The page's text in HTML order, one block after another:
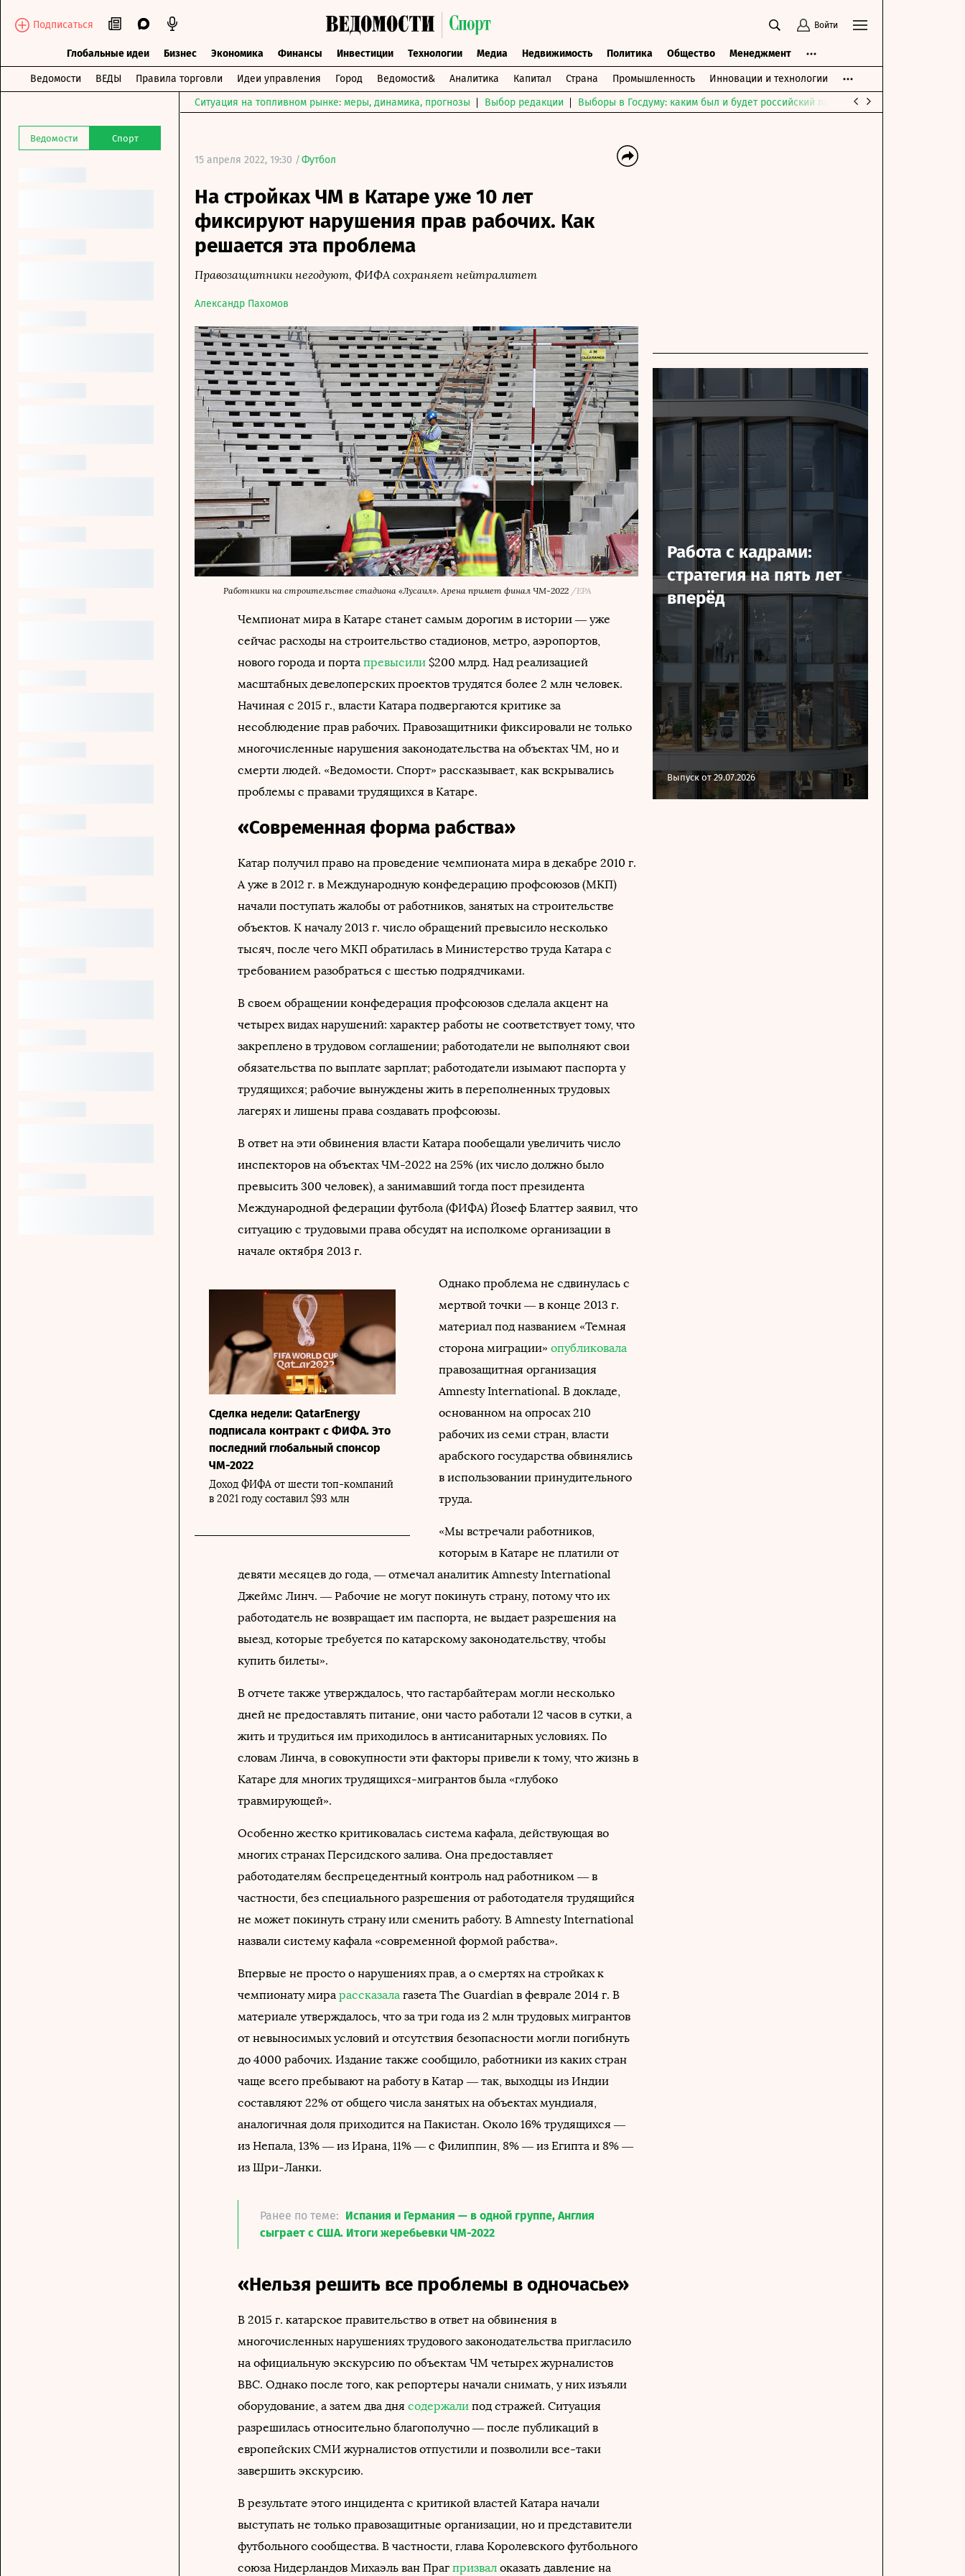
Подписаться Войти
Глобальные идеи Бизнес Экономика Финансы Инвестиции Технологии Медиа Недвижимость Политика Общество Менеджмент
Ведомости ВЕДЫ Правила торговли Идеи управления Город Ведомости& Аналитика Капитал Страна Промышленность Инновации и технологии
Ведомости Спорт
Ситуация на топливном рынке: меры, динамика, прогнозы Выбор редакции Выборы в Госдуму: каким был и будет российский парламент
15 апреля 2022, 19:30 /Футбол
На стройках ЧМ в Катаре уже 10 лет
фиксируют нарушения прав рабочих. Как
решается эта проблема
Правозащитники негодуют, ФИФА сохраняет нейтралитет
Александр Пахомов
Работники на строительстве стадиона «Лусаил». Арена примет финал ЧМ-2022 /EPA
Чемпионат мира в Катаре станет самым дорогим в истории — уже
сейчас расходы на строительство стадионов, метро, аэропортов,
нового города и порта превысили $200 млрд. Над реализацией
масштабных девелоперских проектов трудятся более 2 млн человек.
Начиная с 2015 г., власти Катара подвергаются критике за
несоблюдение прав рабочих. Правозащитники фиксировали не только
многочисленные нарушения законодательства на объектах ЧМ, но и
смерти людей. «Ведомости. Спорт» рассказывает, как вскрывались
проблемы с правами трудящихся в Катаре.
«Современная форма рабства»
Катар получил право на проведение чемпионата мира в декабре 2010 г.
А уже в 2012 г. в Международную конфедерацию профсоюзов (МКП)
начали поступать жалобы от работников, занятых на строительстве
объектов. К началу 2013 г. число обращений превысило несколько
тысяч, после чего МКП обратилась в Министерство труда Катара с
требованием разобраться с шестью подрядчиками.
В своем обращении конфедерация профсоюзов сделала акцент на
четырех видах нарушений: характер работы не соответствует тому, что
закреплено в трудовом соглашении; работодатели не выполняют свои
обязательства по выплате зарплат; работодатели изымают паспорта у
трудящихся; рабочие вынуждены жить в переполненных трудовых
лагерях и лишены права создавать профсоюзы.
В ответ на эти обвинения власти Катара пообещали увеличить число
инспекторов на объектах ЧМ-2022 на 25% (их число должно было
превысить 300 человек), а занимавший тогда пост президента
Международной федерации футбола (ФИФА) Йозеф Блаттер заявил, что
ситуацию с трудовыми права обсудят на исполкоме организации в
начале октября 2013 г.
Сделка недели: QatarEnergy
подписала контракт с ФИФА. Это
последний глобальный спонсор
ЧМ-2022
Доход ФИФА от шести топ-компаний
в 2021 году составил $93 млн
Однако проблема не сдвинулась с
мертвой точки — в конце 2013 г.
материал под названием «Темная
сторона миграции» опубликовала
правозащитная организация
Amnesty International. В докладе,
основанном на опросах 210
рабочих из семи стран, власти
арабского государства обвинялись
в использовании принудительного
труда.
«Мы встречали работников,
которым в Катаре не платили от
девяти месяцев до года, — отмечал аналитик Amnesty International
Джеймс Линч. — Рабочие не могут покинуть страну, потому что их
работодатель не возвращает им паспорта, не выдает разрешения на
выезд, которые требуется по катарскому законодательству, чтобы
купить билеты».
В отчете также утверждалось, что гастарбайтерам могли несколько
дней не предоставлять питание, они часто работали 12 часов в сутки, а
жить и трудиться им приходилось в антисанитарных условиях. По
словам Линча, в совокупности эти факторы привели к тому, что жизнь в
Катаре для многих трудящихся-мигрантов была «глубоко
травмирующей».
Особенно жестко критиковалась система кафала, действующая во
многих странах Персидского залива. Она предоставляет
работодателям беспрецедентный контроль над работником — в
частности, без специального разрешения от работодателя трудящийся
не может покинуть страну или сменить работу. В Amnesty International
назвали систему кафала «современной формой рабства».
Впервые не просто о нарушениях прав, а о смертях на стройках к
чемпионату мира рассказала газета The Guardian в феврале 2014 г. В
материале утверждалось, что за три года из 2 млн трудовых мигрантов
от невыносимых условий и отсутствия безопасности могли погибнуть
до 4000 рабочих. Издание также сообщило, работники из каких стран
чаще всего пребывают на работу в Катар — так, выходцы из Индии
составляют 22% от общего числа занятых на объектах мундиаля,
аналогичная доля приходится на Пакистан. Около 16% трудящихся —
из Непала, 13% — из Ирана, 11% — с Филиппин, 8% — из Египта и 8% —
из Шри-Ланки.
Ранее по теме: Испания и Германия — в одной группе, Англия
сыграет с США. Итоги жеребьевки ЧМ-2022
«Нельзя решить все проблемы в одночасье»
В 2015 г. катарское правительство в ответ на обвинения в
многочисленных нарушениях трудового законодательства пригласило
на официальную экскурсию по объектам ЧМ четырех журналистов
BBC. Однако после того, как репортеры начали снимать, у них изъяли
оборудование, а затем два дня содержали под стражей. Ситуация
разрешилась относительно благополучно — после публикаций в
европейских СМИ журналистов отпустили и позволили все-таки
завершить экскурсию.
В результате этого инцидента с критикой властей Катара начали
выступать не только правозащитные организации, но и представители
футбольного сообщества. В частности, глава Королевского футбольного
союза Нидерландов Михаэль ван Праг призвал оказать давление на
Работа с кадрами:
стратегия на пять лет
вперёд
Выпуск от 29.07.2026